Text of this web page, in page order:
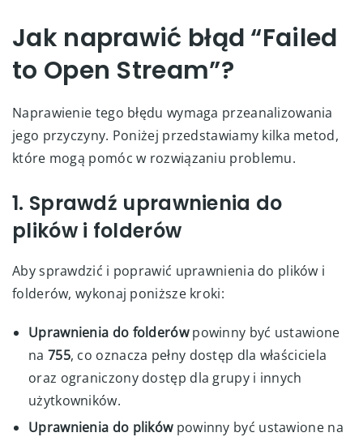
Jak naprawić błąd “Failed
to Open Stream”?
Naprawienie tego błędu wymaga przeanalizowania
jego przyczyny. Poniżej przedstawiamy kilka metod,
które mogą pomóc w rozwiązaniu problemu.
1. Sprawdź uprawnienia do
plików i folderów
Aby sprawdzić i poprawić uprawnienia do plików i
folderów, wykonaj poniższe kroki:
Uprawnienia do folderówpowinny być ustawione
na 755, co oznacza pełny dostęp dla właściciela
oraz ograniczony dostęp dla grupy i innych
użytkowników.
Uprawnienia do plikówpowinny być ustawione na